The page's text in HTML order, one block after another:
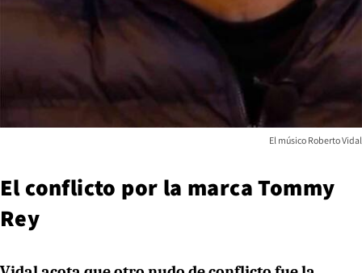
El músico Roberto Vidal
El conflicto por la marca Tommy
Rey